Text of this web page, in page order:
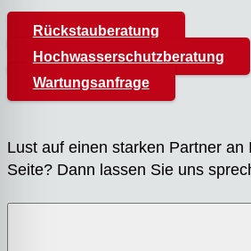
Rückstauberatung
Hochwasserschutzberatung
Wartungsanfrage
Lust auf einen star­ken Part­ner an
Sei­te? Dann las­sen Sie uns